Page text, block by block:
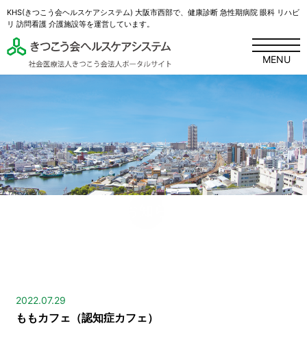
KHS(きつこう会ヘルスケアシステム) 大阪市西部で、健康診断 急性期病院 眼科 リハビ
リ 訪問看護 介護施設等を運営しています。
MENU
2022.07.29
ももカフェ（認知症カフェ）